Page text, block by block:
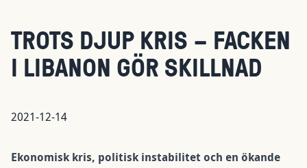
TROTS DJUP KRIS – FACKEN
I LIBANON GÖR SKILLNAD
2021-12-14
Ekonomisk kris, politisk instabilitet och en ökande